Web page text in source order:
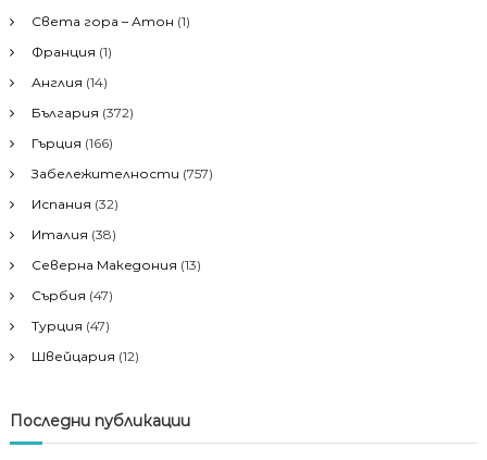
Света гора – Атон (1)
Франция (1)
Англия (14)
България (372)
Гърция (166)
Забележителности (757)
Испания (32)
Италия (38)
Северна Македония (13)
Сърбия (47)
Турция (47)
Швейцария (12)
Последни публикации